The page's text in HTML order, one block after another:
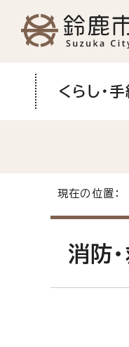
くらし・
現在の位置：
消防